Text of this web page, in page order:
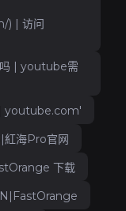
) | 访问
| youtube需
youtube.com'
海Pro官网
下载